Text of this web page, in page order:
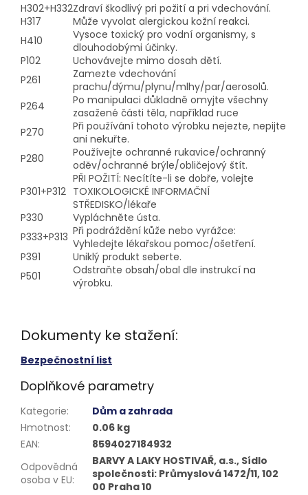
H302+H332Zdraví škodlivý pri požití a pri vdechování.
H317
Může vyvolat alergickou kožní reakci.
H410
Vysoce toxický pro vodní organismy, s
dlouhodobými účinky.
P102
Uchovávejte mimo dosah dětí.
P261
Zamezte vdechování
prachu/dýmu/plynu/mlhy/par/aerosolů.
P264
Po manipulaci důkladně omyjte všechny
zasažené části těla, například ruce
P270
Při používání tohoto výrobku nejezte, nepijte
ani nekuřte.
P280
Používejte ochranné rukavice/ochranný
oděv/ochranné brýle/obličejový štít.
P301+P312
PŘI POŽITÍ: Necítíte-li se dobře, volejte
TOXIKOLOGICKÉ INFORMAČNÍ
STŘEDISKO/lékaře
P330
Vypláchněte ústa.
P333+P313 Při podráždění kůže nebo vyrážce:
Vyhledejte lékařskou pomoc/ošetření.
P391
Uniklý produkt seberte.
P501
Odstraňte obsah/obal dle instrukcí na
výrobku.
Dokumenty ke stažení:
Bezpečnostní list
Doplňkové parametry
Kategorie:
Dům a zahrada
Hmotnost:
0.06 kg
EAN:
8594027184932
Odpovědná
osoba v EU:
BARVY A LAKY HOSTIVAŘ, a.s., Sídlo
společnosti: Průmyslová 1472/11, 102
00 Praha 10